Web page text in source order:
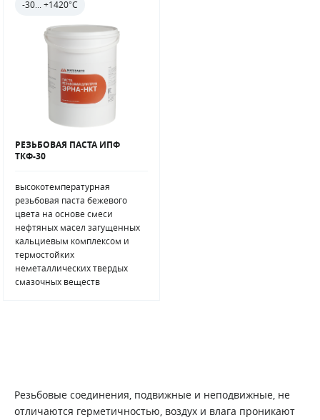
-30... +1420°C
РЕЗЬБОВАЯ ПАСТА ИПФ
ТКФ-30
высокотемпературная
резьбовая паста бежевого
цвета на основе смеси
нефтяных масел загущенных
кальциевым комплексом и
термостойких
неметаллических твердых
смазочных веществ
Резьбовые соединения, подвижные и неподвижные, не
отличаются герметичностью, воздух и влага проникают